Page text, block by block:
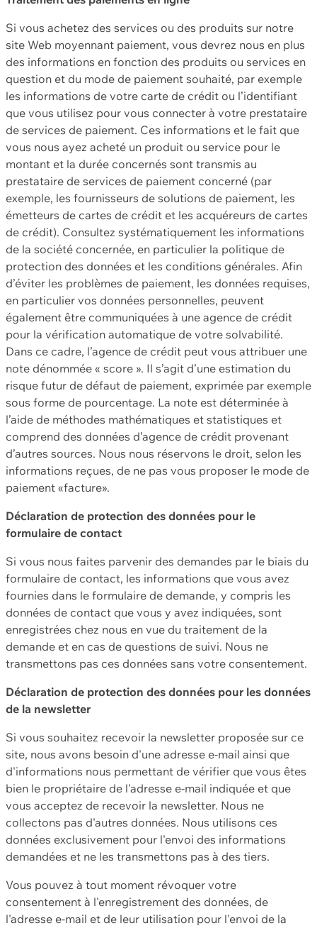
Si vous achetez des services ou des produits sur notre
site Web moyennant paiement, vous devrez nous en plus
des informations en fonction des produits ou services en
question et du mode de paiement souhaité, par exemple
les informations de votre carte de crédit ou l’identifiant
que vous utilisez pour vous connecter à votre prestataire
de services de paiement. Ces informations et le fait que
vous nous ayez acheté un produit ou service pour le
montant et la durée concernés sont transmis au
prestataire de services de paiement concerné (par
exemple, les fournisseurs de solutions de paiement, les
émetteurs de cartes de crédit et les acquéreurs de cartes
de crédit). Consultez systématiquement les informations
de la société concernée, en particulier la politique de
protection des données et les conditions générales. Afin
d’éviter les problèmes de paiement, les données requises,
en particulier vos données personnelles, peuvent
également être communiquées à une agence de crédit
pour la vérification automatique de votre solvabilité.
Dans ce cadre, l’agence de crédit peut vous attribuer une
note dénommée « score ». Il s’agit d’une estimation du
risque futur de défaut de paiement, exprimée par exemple
sous forme de pourcentage. La note est déterminée à
l’aide de méthodes mathématiques et statistiques et
comprend des données d’agence de crédit provenant
d’autres sources. Nous nous réservons le droit, selon les
informations reçues, de ne pas vous proposer le mode de
paiement «facture».
Déclaration de protection des données pour le
formulaire de contact
Si vous nous faites parvenir des demandes par le biais du
formulaire de contact, les informations que vous avez
fournies dans le formulaire de demande, y compris les
données de contact que vous y avez indiquées, sont
enregistrées chez nous en vue du traitement de la
demande et en cas de questions de suivi. Nous ne
transmettons pas ces données sans votre consentement.
Déclaration de protection des données pour les données
de la newsletter
Si vous souhaitez recevoir la newsletter proposée sur ce
site, nous avons besoin d'une adresse e-mail ainsi que
d'informations nous permettant de vérifier que vous êtes
bien le propriétaire de l'adresse e-mail indiquée et que
vous acceptez de recevoir la newsletter. Nous ne
collectons pas d'autres données. Nous utilisons ces
données exclusivement pour l'envoi des informations
demandées et ne les transmettons pas à des tiers.
Vous pouvez à tout moment révoquer votre
consentement à l'enregistrement des données, de
l'adresse e-mail et de leur utilisation pour l'envoi de la